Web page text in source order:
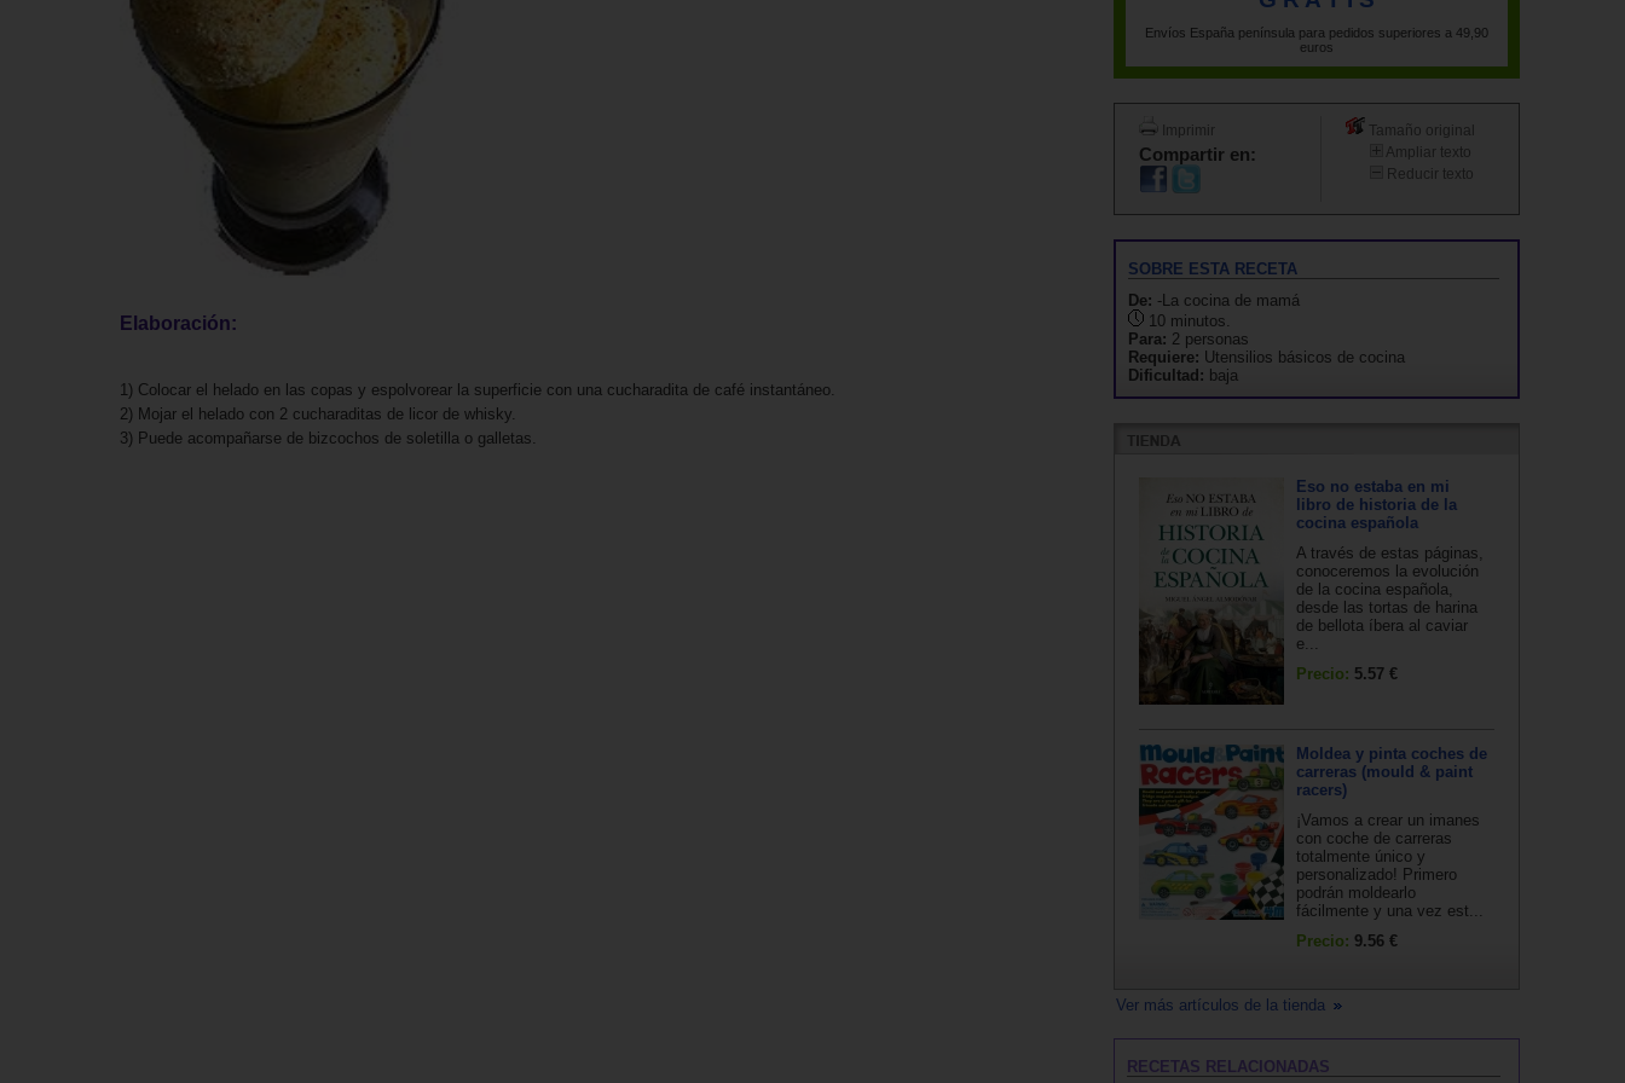
Elaboración:
1) Colocar el helado en las copas y espolvorear la superficie con una cucharadita de café instantáneo.
2) Mojar el helado con 2 cucharaditas de licor de whisky.
3) Puede acompañarse de bizcochos de soletilla o galletas.
Envíos España península para pedidos superiores a 49,90
euros
Imprimir
Compartir en:
Tamaño original
Ampliar texto
Reducir texto
SOBRE ESTA RECETA
De: -La cocina de mamá
10 minutos.
Para: 2 personas
Requiere: Utensilios básicos de cocina
Dificultad: baja
Eso no estaba en mi
libro de historia de la
cocina española
A través de estas páginas,
conoceremos la evolución
de la cocina española,
desde las tortas de harina
de bellota íbera al caviar
e...
Precio: 5.57 €
Moldea y pinta coches de
carreras (mould & paint
racers)
¡Vamos a crear un imanes
con coche de carreras
totalmente único y
personalizado! Primero
podrán moldearlo
fácilmente y una vez est...
Precio: 9.56 €
Ver más artículos de la tienda
RECETAS RELACIONADAS